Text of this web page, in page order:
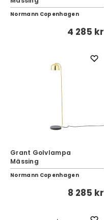
Normann Copenhagen
4 285 kr
Grant Golvlampa
Mässing
Normann Copenhagen
8 285 kr